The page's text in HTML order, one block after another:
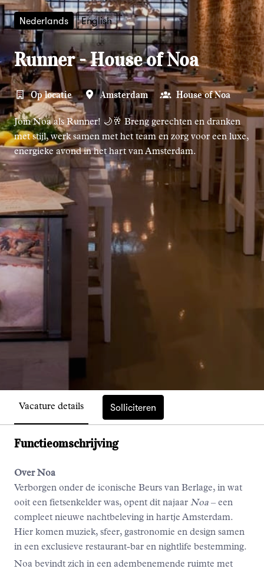
Nederlands English
Runner - House of Noa
Op locatie Amsterdam House of Noa
Join Noa als Runner! 🌙🥂 Breng gerechten en dranken
met stijl, werk samen met het team en zorg voor een luxe,
energieke avond in het hart van Amsterdam.
Vacature details Solliciteren
Functieomschrijving
Over Noa
Verborgen onder de iconische Beurs van Berlage, in wat
ooit een fietsenkelder was, opent dit najaar Noa – een
compleet nieuwe nachtbeleving in hartje Amsterdam.
Hier komen muziek, sfeer, gastronomie en design samen
in een exclusieve restaurant-bar en nightlife bestemming.
Noa bevindt zich in een adembenemende ruimte met